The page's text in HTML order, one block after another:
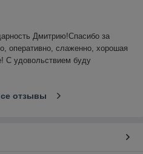
Дмитрию!Спасибо за
оперативно, слаженно, хорошая
С удовольствием буду
отзывы